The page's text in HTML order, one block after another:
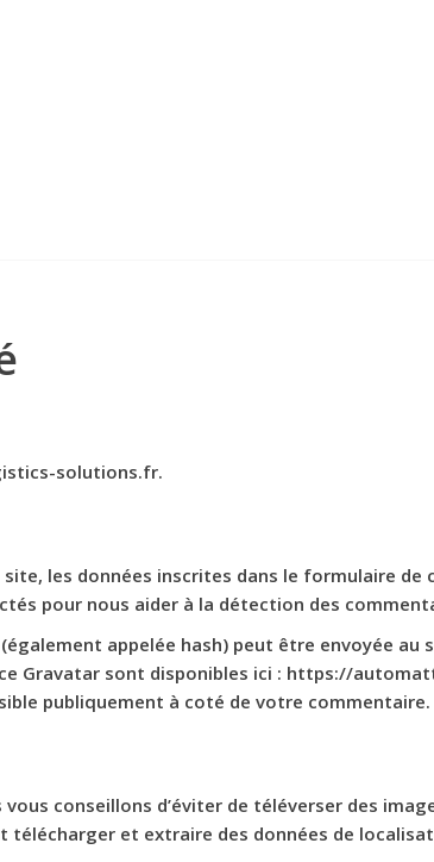
solutions.fr.
les données inscrites dans le formulaire
pour nous aider à la détection des
appelée hash) peut être envoyée au
Gravatar sont disponibles ici : https://
publiquement à coté de votre commentaire.
conseillons d’éviter de téléverser des
et extraire des données de